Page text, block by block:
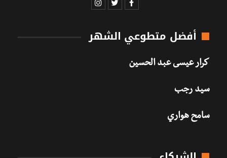
أفضل متطوعي الشهر
كرار عيسى عبد الحسين
سيد رجب
سامح هواري